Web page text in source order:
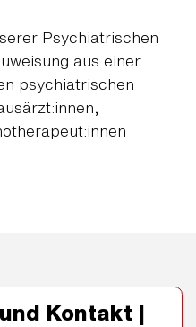
Psychiatrischen
aus einer
psychiatrischen
Kontakt |